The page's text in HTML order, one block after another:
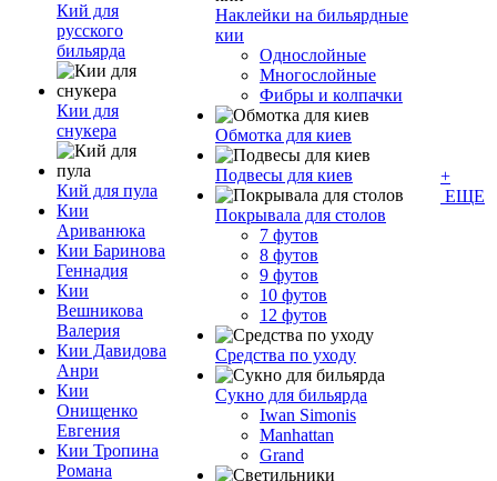
Кий для
русского
бильярда
Кии для
снукера
Кий для пула
Кии
Ариванюка
Кии Баринова
Геннадия
Кии
Вешникова
Валерия
Кии Давидова
Анри
Кии
Онищенко
Евгения
Кии Тропина
Романа
Наклейки на бильярдные
кии
Однослойные
Многослойные
Фибры и колпачки
Обмотка для киев
Подвесы для киев
Покрывала для столов
7 футов
8 футов
9 футов
10 футов
12 футов
Средства по уходу
Сукно для бильярда
Iwan Simonis
Manhattan
Grand
+
ЕЩЕ